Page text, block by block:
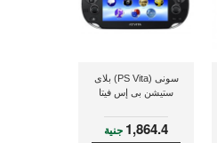
سونى (PS Vita) بلاى
ستيشن بى إس فيتا
1,864.4 جنية